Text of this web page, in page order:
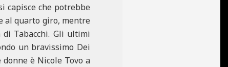
capisce che potrebbe
al quarto giro, mentre
Tabacchi. Gli ultimi
un bravissimo Dei
è Nicole Tovo a